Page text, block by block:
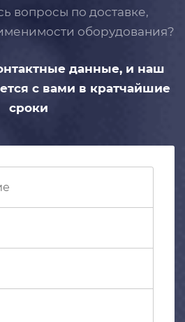
вопросы по доставке,
оборудования?
данные, и наш
с вами в кратчайшие
сроки